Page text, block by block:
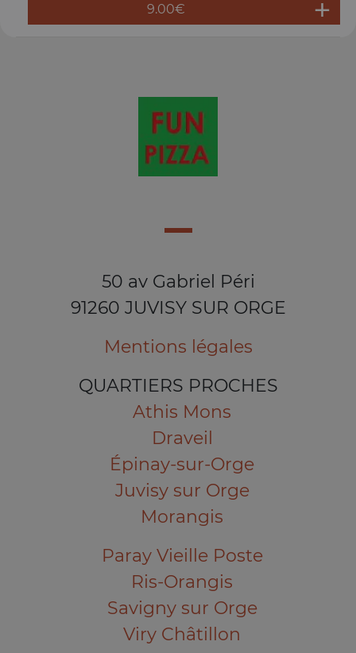
9.00€
50 av Gabriel Péri
91260 JUVISY SUR ORGE
Mentions légales
QUARTIERS PROCHES
Athis Mons
Draveil
Épinay-sur-Orge
Juvisy sur Orge
Morangis
Paray Vieille Poste
Ris-Orangis
Savigny sur Orge
Viry Châtillon